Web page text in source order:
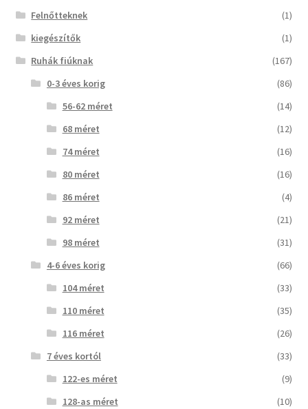
Felnőtteknek
(1)
kiegészítők
(1)
Ruhák fiúknak
(167)
0-3 éves korig
(86)
56-62 méret
(14)
68 méret
(12)
74 méret
(16)
80 méret
(16)
86 méret
(4)
92 méret
(21)
98 méret
(31)
4-6 éves korig
(66)
104 méret
(33)
110 méret
(35)
116 méret
(26)
7 éves kortól
(33)
122-es méret
(9)
128-as méret
(10)